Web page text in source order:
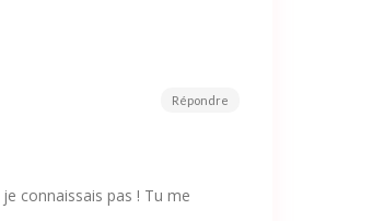
connaissais pas ! Tu me
Répondre